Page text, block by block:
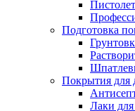
Подготовка
Покрытия для
Лаки для